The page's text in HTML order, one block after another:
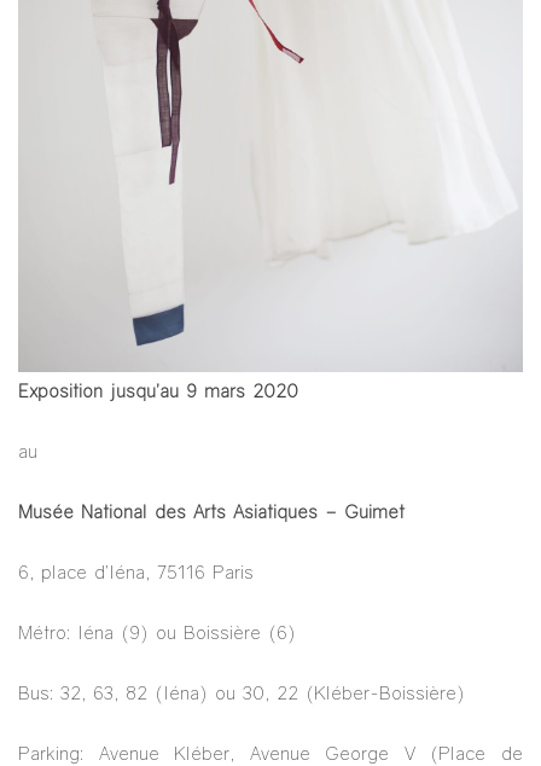
Exposition jusqu’au 9 mars 2020
au
Musée National des Arts Asiatiques – Guimet
6, place d’Iéna, 75116 Paris
Métro: Iéna (9) ou Boissière (6)
Bus: 32, 63, 82 (Iéna) ou 30, 22 (Kléber-Boissière)
Parking: Avenue Kléber, Avenue George V (Place de